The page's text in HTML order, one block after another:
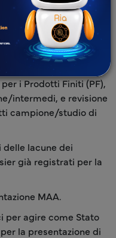
durante la fase
discriminatoria dei
i Prodotti Finiti (PF),
intermedi, e revisione
campione/studio di
delle lacune dei
già registrati per la
MAA.
per agire come Stato
la presentazione di